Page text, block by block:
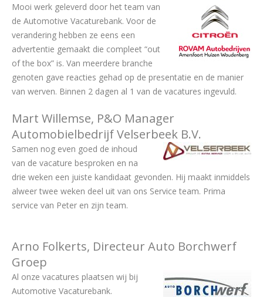
Mooi werk geleverd door het team van
de Automotive Vacaturebank. Voor de
verandering hebben ze eens een
advertentie gemaakt die compleet “out
of the box” is. Van meerdere branche
genoten gave reacties gehad op de presentatie en de manier
van werven. Binnen 2 dagen al 1 van de vacatures ingevuld.
Mart Willemse, P&O Manager
Automobielbedrijf Velserbeek B.V.
Samen nog even goed de inhoud
van de vacature besproken en na
drie weken een juiste kandidaat gevonden. Hij maakt inmiddels
alweer twee weken deel uit van ons Service team. Prima
service van Peter en zijn team.
Arno Folkerts, Directeur Auto Borchwerf
Groep
Al onze vacatures plaatsen wij bij
Automotive Vacaturebank.